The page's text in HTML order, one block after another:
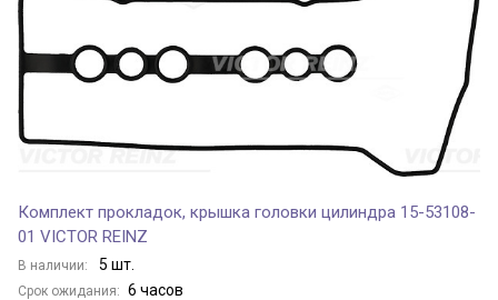
Комплект прокладок, крышка головки цилиндра 15-53108-
01 VICTOR REINZ
В наличии: 5 шт.
Срок ожидания: 6 часов